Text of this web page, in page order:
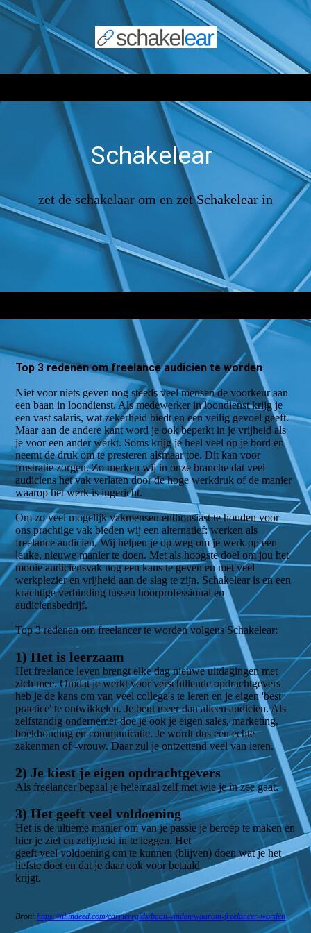
Schakelear
zet de schakelaar om en zet Schakelear in
Top 3 redenen om freelance audicien te worden
Niet voor niets geven nog steeds veel mensen de voorkeur aan
een baan in loondienst. Als medewerker in loondienst krijg je
een vast salaris, wat zekerheid biedt en een veilig gevoel geeft.
Maar aan de andere kant word je ook beperkt in je vrijheid als
je voor een ander werkt. Soms krijg je heel veel op je bord en
neemt de druk om te presteren alsmaar toe. Dit kan voor
frustratie zorgen. Zo merken wij in onze branche dat veel
audiciens het vak verlaten door de hoge werkdruk of de manier
waarop het werk is ingericht.
Om zo veel mogelijk vakmensen enthousiast te houden voor
ons prachtige vak bieden wij een alternatief: werken als
freelance audicien. Wij helpen je op weg om je werk op een
leuke, nieuwe manier te doen. Met als hoogste doel om jou het
mooie audiciensvak nog een kans te geven en met veel
werkplezier en vrijheid aan de slag te zijn. Schakelear is en een
krachtige verbinding tussen hoorprofessional en
audiciensbedrijf.
Top 3 redenen om freelancer te worden volgens Schakelear:
1) Het is leerzaam
Het freelance leven brengt elke dag nieuwe uitdagingen met
zich mee. Omdat je werkt voor verschillende opdrachtgevers
heb je de kans om van veel collega's te leren en je eigen 'best
practice' te ontwikkelen. Je bent meer dan alleen audicien. Als
zelfstandig ondernemer doe je ook je eigen sales, marketing,
boekhouding en communicatie. Je wordt dus een echte
zakenman of -vrouw. Daar zul je ontzettend veel van leren.
2) Je kiest je eigen opdrachtgevers
Als freelancer bepaal je helemaal zelf met wie je in zee gaat.
3) Het geeft veel voldoening
Het is de ultieme manier om van je passie je beroep te maken en
hier je ziel en zaligheid in te leggen. Het
geeft veel voldoening om te kunnen (blijven) doen wat je het
liefste doet en dat je daar ook voor betaald
krijgt.
Bron:https://nl.indeed.com/carrieregids/baan-vinden/waarom-freelancer-worden